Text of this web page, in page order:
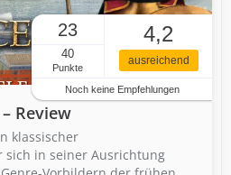
23
40
Punkte
4,2
ausreichend
Noch keine Empfehlungen
Review
klassischer
sich in seiner Ausrichtung